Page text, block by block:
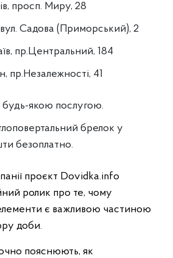
просп. Миру, 28
Садова (Приморський), 2
пр.Центральний, 184
пр.Незалежності, 41
будь-якою послугою.
брелок у
безоплатно.
проєкт Dovidka.info
ролик про те, чому
елементи є важливою частиною
доби.
пояснюють, як